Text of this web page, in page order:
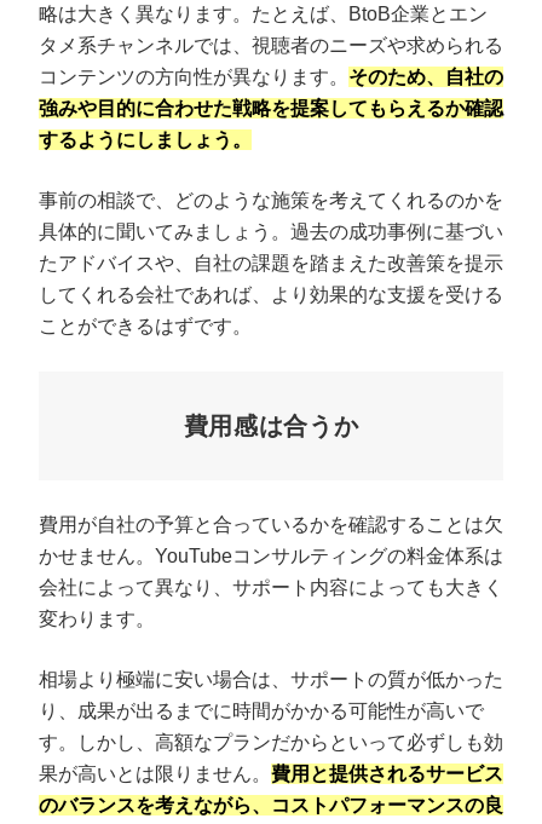
略は大きく異なります。たとえば、BtoB企業とエン
タメ系チャンネルでは、視聴者のニーズや求められる
コンテンツの方向性が異なります。 そのため、自社の
強みや目的に合わせた戦略を提案してもらえるか確認
するようにしましょう。
事前の相談で、どのような施策を考えてくれるのかを
具体的に聞いてみましょう。過去の成功事例に基づい
たアドバイスや、自社の課題を踏まえた改善策を提示
してくれる会社であれば、より効果的な支援を受ける
ことができるはずです。
費用感は合うか
費用が自社の予算と合っているかを確認することは欠
かせません。YouTubeコンサルティングの料金体系は
会社によって異なり、サポート内容によっても大きく
変わります。
相場より極端に安い場合は、サポートの質が低かった
り、成果が出るまでに時間がかかる可能性が高いで
す。しかし、高額なプランだからといって必ずしも効
果が高いとは限りません。 費用と提供されるサービス
のバランスを考えながら、コストパフォーマンスの良